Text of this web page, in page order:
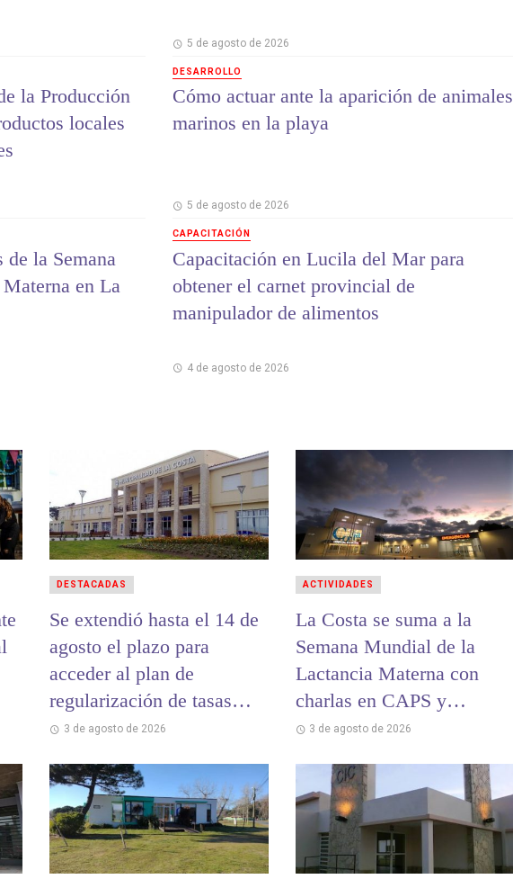
la Producción
locales
la Semana
en La
5 de agosto de 2026
DESARROLLO
Cómo actuar ante la aparición de animales
marinos en la playa
5 de agosto de 2026
CAPACITACIÓN
Capacitación en Lucila del Mar para
obtener el carnet provincial de
manipulador de alimentos
4 de agosto de 2026
Se extendió hasta el 14 de
agosto el plazo para
acceder al plan de
regularización de tasas
municipales
3 de agosto de 2026
DESTACADAS
La Costa se suma a la
Semana Mundial de la
Lactancia Materna con
charlas en CAPS y
hospitales
3 de agosto de 2026
ACTIVIDADES